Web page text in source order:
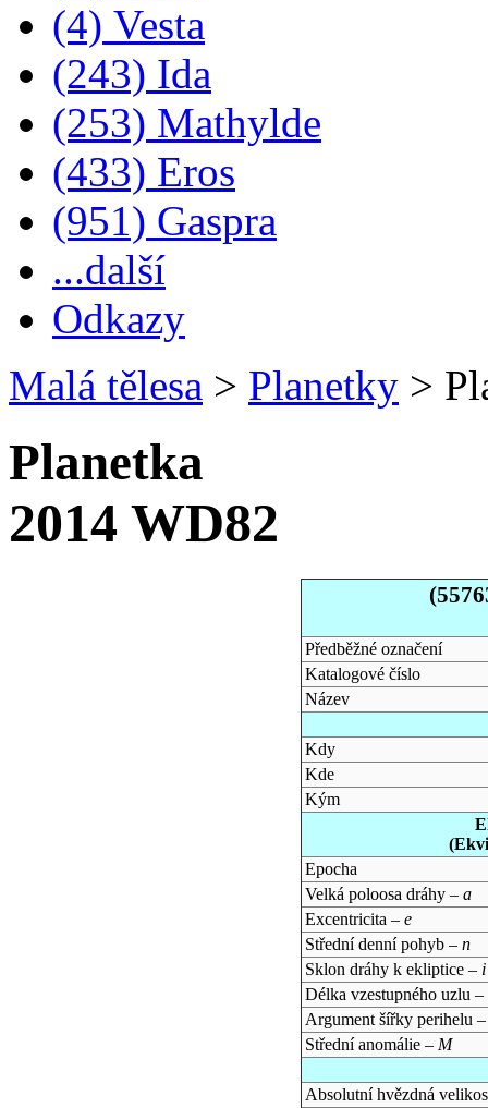
(4) Vesta
(243) Ida
(253) Mathylde
(433) Eros
(951) Gaspra
...další
Odkazy
Malá tělesa > Planetky >
Planetka
2014 WD82
Předběžné označení
Katalogové číslo
Název
Kdy
Kde
Kým
Epocha
Velká poloosa dráhy – a
Excentricita – e
Střední denní pohyb – n
Sklon dráhy k ekliptice – i
Délka vzestupného uzlu –
Argument šířky perihelu
Střední anomálie – M
Absolutní hvězdná